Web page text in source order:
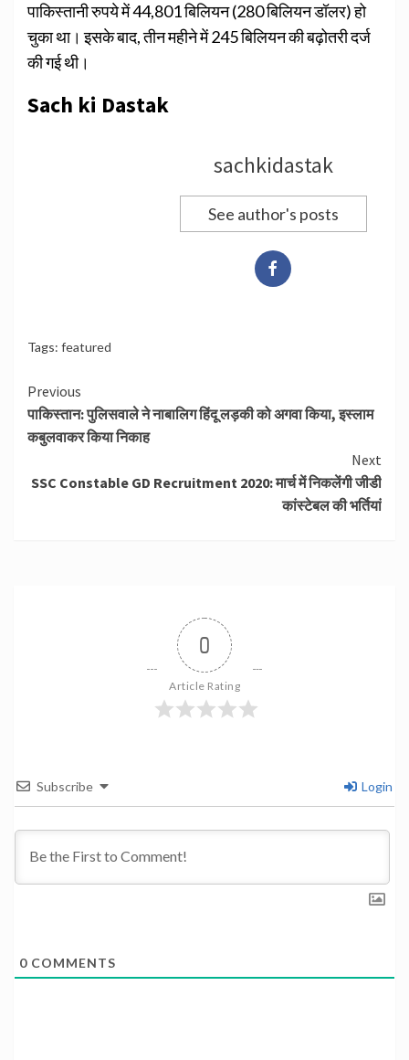
पाकिस्तानी रुपये में 44,801 बिलियन (280 बिलियन डॉलर) हो
चुका था। इसके बाद, तीन महीने में 245 बिलियन की बढ़ोतरी दर्ज
की गई थी।
Sach ki Dastak
sachkidastak
See author's posts
Tags: featured
Continue
Reading
Previous
पाकिस्तान: पुलिसवाले ने नाबालिग हिंदू लड़की को अगवा किया, इस्लाम
कबुलवाकर किया निकाह
Next
SSC Constable GD Recruitment 2020: मार्च में निकलेंगी जीडी
कांस्टेबल की भर्तियां
0
Article Rating
Subscribe Login
0 COMMENTS